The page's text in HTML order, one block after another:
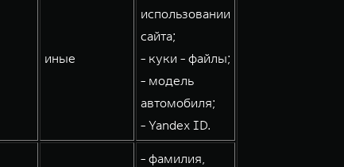
иные
использовании
сайта;
- куки - файлы;
- модель
автомобиля;
- Yandex ID.
- фамилия,